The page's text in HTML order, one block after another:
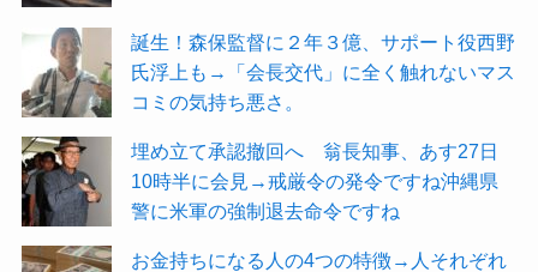
誕生！森保監督に２年３億、サポート役西野
氏浮上も→「会長交代」に全く触れないマス
コミの気持ち悪さ。
埋め立て承認撤回へ 翁長知事、あす27日
10時半に会見→戒厳令の発令ですね沖縄県
警に米軍の強制退去命令ですね
お金持ちになる人の4つの特徴→人それぞれ